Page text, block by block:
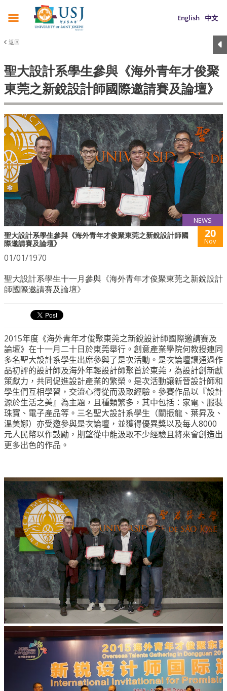
English 中文
返回
聖大設計系學生參與《海外青年才俊聚
東莞之新銳設計師國際邀請賽及論壇》
NEWS
聖大設計系學生參與《海外青年才俊聚東莞之新銳設計師國
際邀請賽及論壇》
20
Nov
01/01/1970
聖大設計系學生十一月參與《海外青年才俊聚東莞之新銳設計
師國際邀請賽及論壇》
2015年度 《海外青年才俊聚東莞之新銳設計師國際邀請賽及
論壇》 在十一月二十日於東莞舉行。 創意產業學院何教授連同
多名聖大設計系學生出席參與了是次活動。 是次論壇讓通過作
品初評的設計師及海外年輕設計師聚首於東莞， 為設計創新獻
策獻力，共同促進設計產業的繁榮。 是次活動讓新晉設計師和
學生們互相學習，交流心得從而汲取經驗。 參賽作品以『設計
源於生活之美』為主題，且種類繁多，其中包括： 家電、服裝
珠寶、電子產品等。 三名聖大設計系學生（關振龍、葉昇及、
溫美娜）亦受邀參與是次論壇，並獲得優異獎以及每人8000
元人民幣以作鼓勵， 期望從中能汲取不少經驗且將來會創造出
更多出色的作品。